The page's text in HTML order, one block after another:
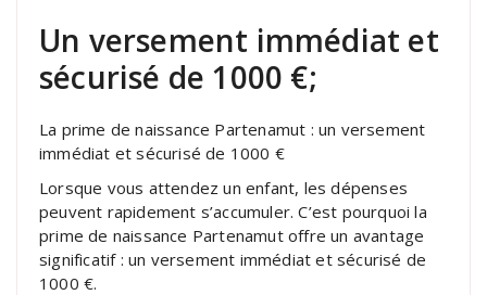
Un versement immédiat et
sécurisé de 1000 €;
La prime de naissance Partenamut : un versement
immédiat et sécurisé de 1000 €
Lorsque vous attendez un enfant, les dépenses
peuvent rapidement s’accumuler. C’est pourquoi la
prime de naissance Partenamut offre un avantage
significatif : un versement immédiat et sécurisé de
1000 €.